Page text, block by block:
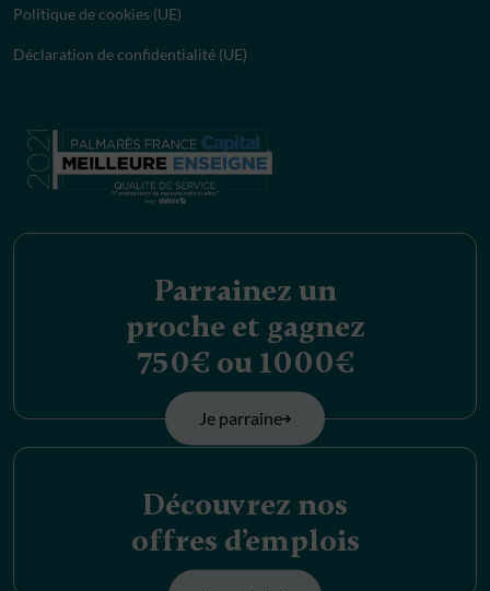
Politique de cookies (UE)
Déclaration de confidentialité (UE)
Parrainez un
proche et gagnez
750€ ou 1000€
Je parraine
Découvrez nos
offres d’emplois